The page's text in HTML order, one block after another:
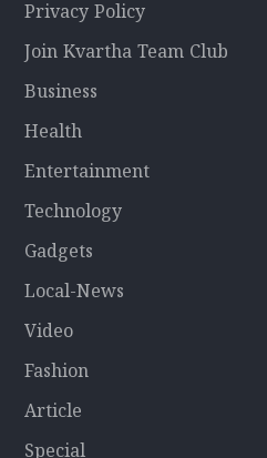
Privacy Policy
Join Kvartha Team Club
Business
Health
Entertainment
Technology
Gadgets
Local-News
Video
Fashion
Article
Special